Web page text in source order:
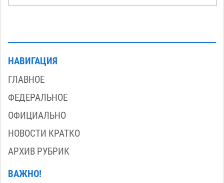
НАВИГАЦИЯ
ГЛАВНОЕ
ФЕДЕРАЛЬНОЕ
ОФИЦИАЛЬНО
НОВОСТИ КРАТКО
АРХИВ РУБРИК
ВАЖНО!